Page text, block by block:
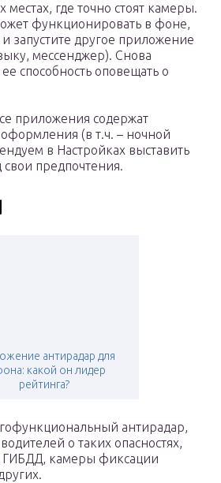
местах, где точно стоят камеры.
функционировать в фоне,
запустите другое приложение
мессенджер). Снова
способность оповещать о
приложения содержат
(в т.ч. – ночной
в Настройках выставить
предпочтения.
антирадар для
какой он лидер
рейтинга?
антирадар,
о таких опасностях,
ГИБДД, камеры фиксации